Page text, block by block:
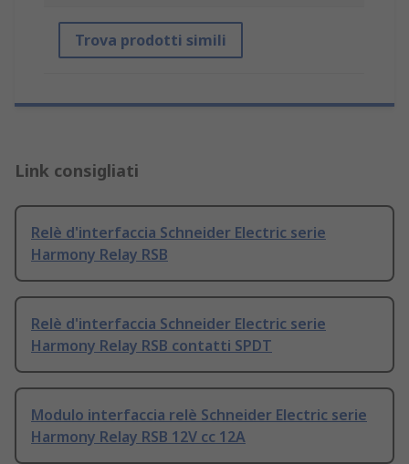
Trova prodotti simili
Link consigliati
Relè d'interfaccia Schneider Electric serie
Harmony Relay RSB
Relè d'interfaccia Schneider Electric serie
Harmony Relay RSB contatti SPDT
Modulo interfaccia relè Schneider Electric serie
Harmony Relay RSB 12V cc 12A